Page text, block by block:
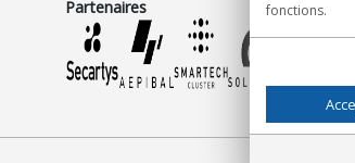
Partenaires
fonctions.